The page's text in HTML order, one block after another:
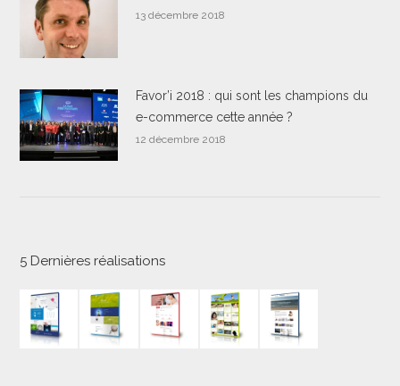
13 décembre 2018
Favor’i 2018 : qui sont les champions du
e-commerce cette année ?
12 décembre 2018
5 Dernières réalisations